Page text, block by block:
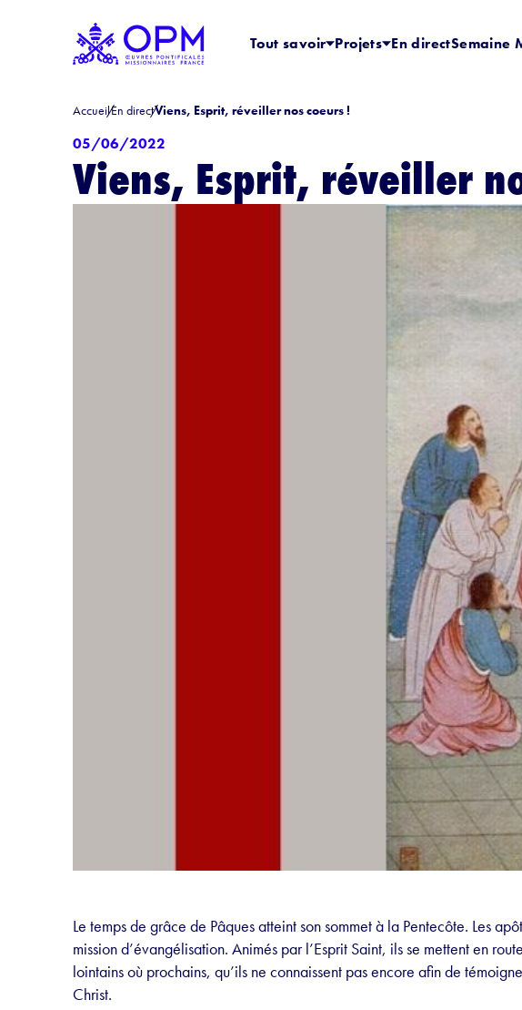
Tout savoir Projets En directSemaine
AccueilEn directViens, Esprit, réveiller nos coeurs !
05/06/2022
Viens, Esprit, réveiller
Le temps de grâce de Pâques atteint son sommet à la Pentecôte. Les
mission d’évangélisation. Animés par l’Esprit Saint, ils se mettent en
lointains où prochains, qu’ils ne connaissent pas encore afin de
Christ.